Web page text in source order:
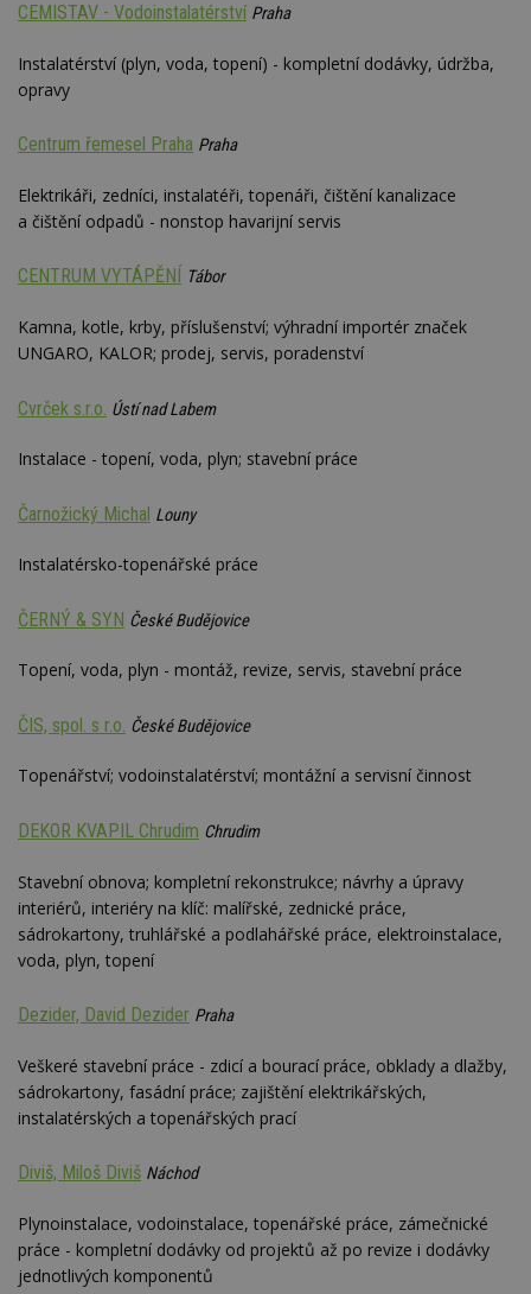
CEMISTAV - Vodoinstalatérství Praha
Instalatérství (plyn, voda, topení) - kompletní dodávky, údržba,
opravy
Centrum řemesel Praha Praha
Elektrikáři, zedníci, instalatéři, topenáři, čištění kanalizace
a čištění odpadů - nonstop havarijní servis
CENTRUM VYTÁPĚNÍ Tábor
Kamna, kotle, krby, příslušenství; výhradní importér značek
UNGARO, KALOR; prodej, servis, poradenství
Cvrček s.r.o. Ústí nad Labem
Instalace - topení, voda, plyn; stavební práce
Čarnožický Michal Louny
Instalatérsko-topenářské práce
ČERNÝ & SYN České Budějovice
Topení, voda, plyn - montáž, revize, servis, stavební práce
ČIS, spol. s r.o. České Budějovice
Topenářství; vodoinstalatérství; montážní a servisní činnost
DEKOR KVAPIL Chrudim Chrudim
Stavební obnova; kompletní rekonstrukce; návrhy a úpravy
interiérů, interiéry na klíč: malířské, zednické práce,
sádrokartony, truhlářské a podlahářské práce, elektroinstalace,
voda, plyn, topení
Dezider, David Dezider Praha
Veškeré stavební práce - zdicí a bourací práce, obklady a dlažby,
sádrokartony, fasádní práce; zajištění elektrikářských,
instalatérských a topenářských prací
Diviš, Miloš Diviš Náchod
Plynoinstalace, vodoinstalace, topenářské práce, zámečnické
práce - kompletní dodávky od projektů až po revize i dodávky
jednotlivých komponentů